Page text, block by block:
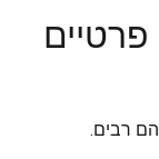
פרטיים
הם רבים.